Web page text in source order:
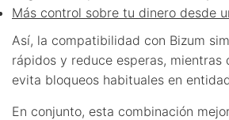
Más control sobre tu dinero desde
Así, la compatibilidad con Bizum
rápidos y reduce esperas, mientras
evita bloqueos habituales en
En conjunto, esta combinación